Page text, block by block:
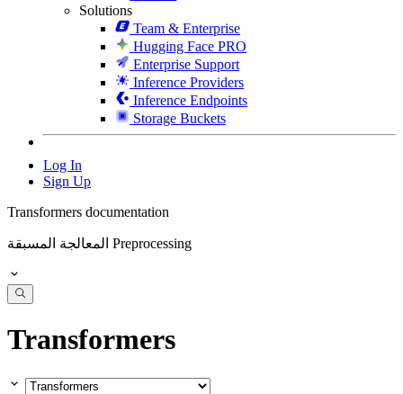
Solutions
Team & Enterprise
Hugging Face PRO
Enterprise Support
Inference Providers
Inference Endpoints
Storage Buckets
Log In
Sign Up
Transformers documentation
المعالجة المسبقة Preprocessing
Transformers